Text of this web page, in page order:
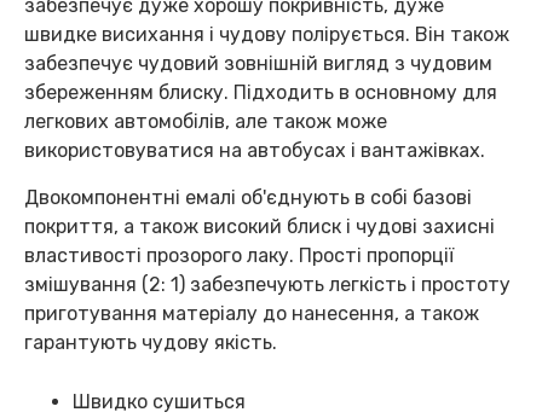
забезпечує дуже хорошу покривність, дуже
швидке висихання і чудову полірується. Він також
забезпечує чудовий зовнішній вигляд з чудовим
збереженням блиску. Підходить в основному для
легкових автомобілів, але також може
використовуватися на автобусах і вантажівках.
Двокомпонентні емалі об'єднують в собі базові
покриття, а також високий блиск і чудові захисні
властивості прозорого лаку. Прості пропорції
змішування (2: 1) забезпечують легкість і простоту
приготування матеріалу до нанесення, а також
гарантують чудову якість.
Швидко сушиться